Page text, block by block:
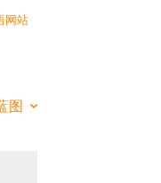
网站
图